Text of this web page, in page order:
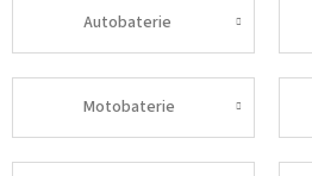
Autobaterie
Motobaterie